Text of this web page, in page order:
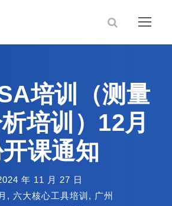
培训（测量
培训）12月
课通知
年 11 月 27 日
, 六大核心工具培训 , 广州